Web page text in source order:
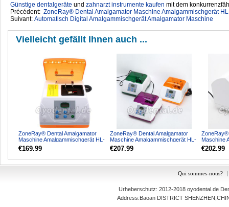
Günstige dentalgeräte ‎ und zahnarzt instrumente kaufen mit dem
Précédent: ZoneRay® Dental Amalgamator Maschine Amalgammischgerät
Suivant: Automatisch Digital Amalgammischgerät Amalgamator Maschine
Vielleicht gefällt Ihnen auch ...
ZoneRay® Dental Amalgamator
Maschine Amalgammischgerät HL-
AH G7
€169.99
ZoneRay® Dental Amalgamator
Maschine Amalgammischgerät HL-
AH G6
€207.99
ZoneRay®
Maschine
AH G5
€202.99
Qui sommes-nous? |
Urheberschutz: 2012-2018 oyodental.de
Address:Baoan DISTRICT